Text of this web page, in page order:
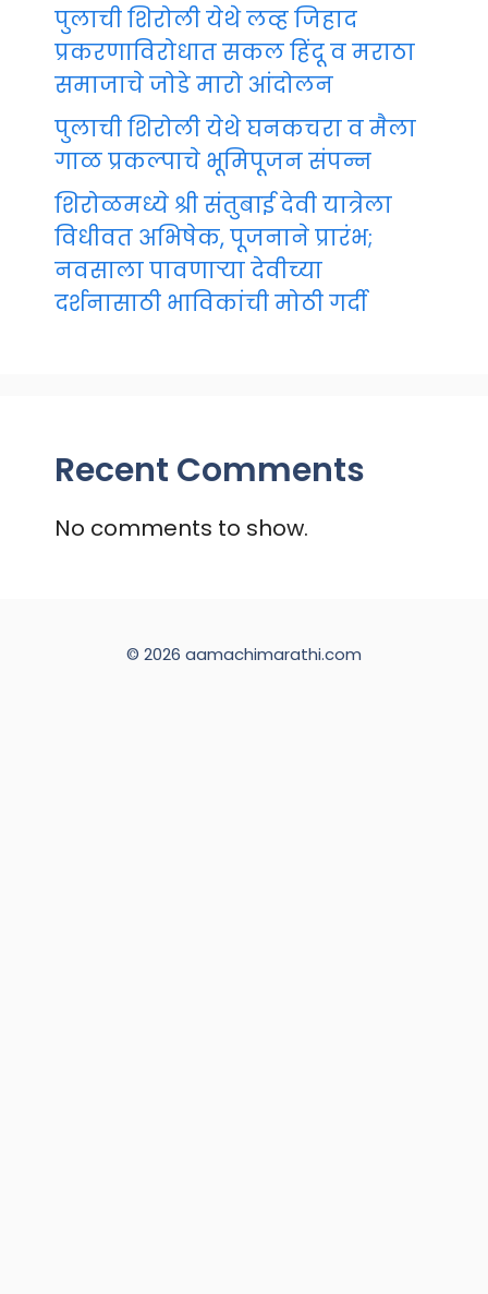
पुलाची शिरोली येथे लव्ह जिहाद
प्रकरणाविरोधात सकल हिंदू व मराठा
समाजाचे जोडे मारो आंदोलन
पुलाची शिरोली येथे घनकचरा व मैला
गाळ प्रकल्पाचे भूमिपूजन संपन्न
शिरोळमध्ये श्री संतुबाई देवी यात्रेला
विधीवत अभिषेक, पूजनाने प्रारंभ;
नवसाला पावणाऱ्या देवीच्या
दर्शनासाठी भाविकांची मोठी गर्दी
Recent Comments
No comments to show.
© 2026 aamachimarathi.com